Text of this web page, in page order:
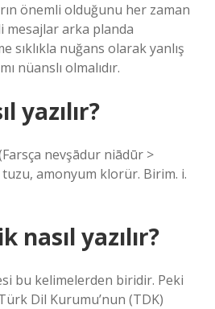
önemli olduğunu her zaman
mesajlar arka planda
sıklıkla nuğans olarak yanlış
nüanslı olmalıdır.
yazılır?
nevşādur niādūr >
tuzu, amonyum klorür. Birim. i.
yazılır?
bu kelimelerden biridir. Peki
Dil Kurumu’nun (TDK)